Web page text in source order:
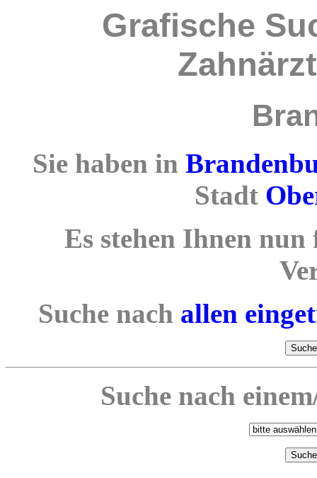
Grafische
Sie haben in
Stadt
Es stehen Ihnen nun
Suche nach allen
Suche nach